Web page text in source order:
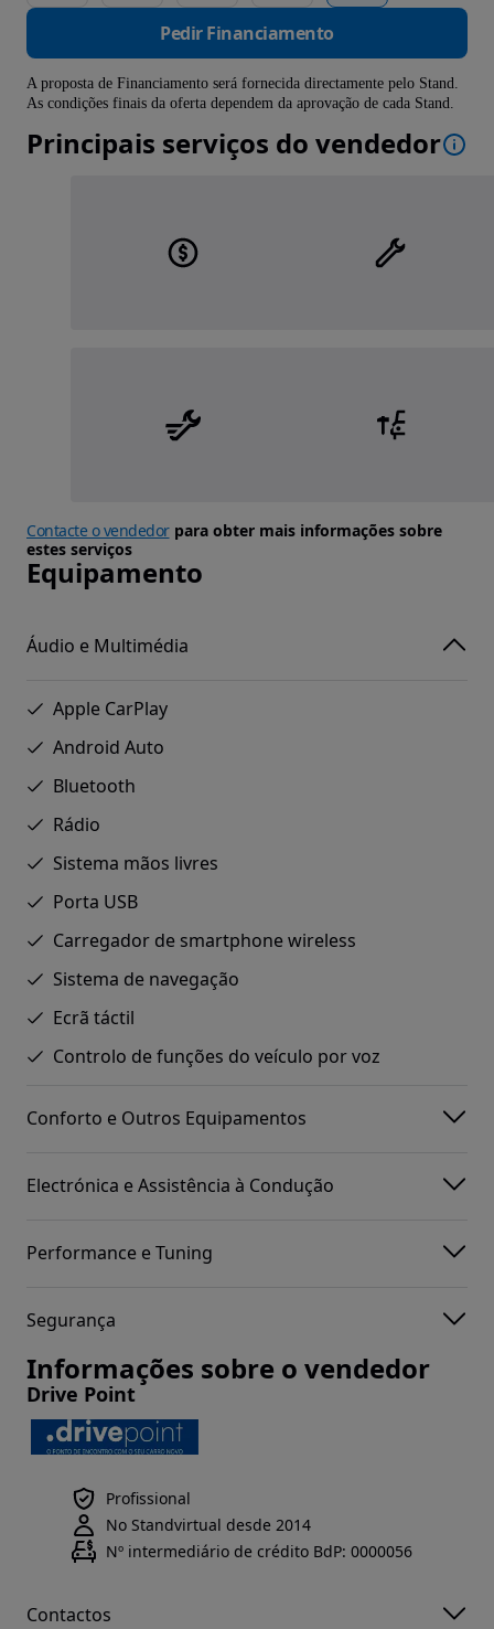
Pedir Financiamento
A proposta de Financiamento será fornecida directamente pelo Stand.
As condições finais da oferta dependem da aprovação de cada Stand.
Principais serviços do vendedor
Contacte o vendedorpara obter mais informações sobre
estes serviços
Equipamento
Áudio e Multimédia
Apple CarPlay
Android Auto
Bluetooth
Rádio
Sistema mãos livres
Porta USB
Carregador de smartphone wireless
Sistema de navegação
Ecrã táctil
Controlo de funções do veículo por voz
Conforto e Outros Equipamentos
Electrónica e Assistência à Condução
Performance e Tuning
Segurança
Informações sobre o vendedor
Drive Point
Profissional
No Standvirtual desde 2014
Nº intermediário de crédito BdP: 0000056
Contactos